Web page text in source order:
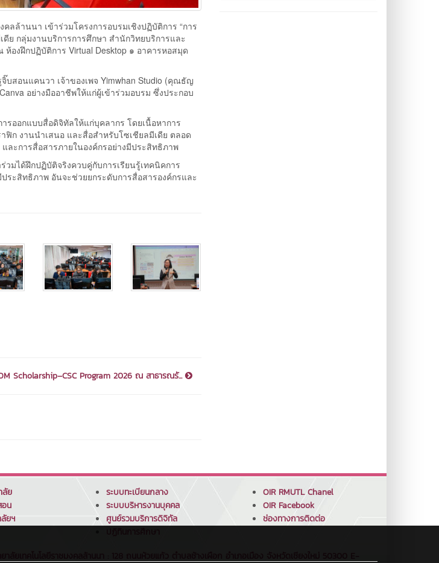
ล้านนา เข้าร่วมโครงการอบรมเชิงปฏิบัติการ “การ
ย กลุ่มงานบริการการศึกษา สำนักวิทยบริการและ
องฝึกปฏิบัติการ Virtual Desktop ๑ อาคารหอสมุด
บสอนแคนวา เจ้าของเพจ Yimwhan Studio (คุณธัญ
อย่างมืออาชีพให้แก่ผู้เข้าร่วมอบรม ซึ่งประกอบ
รออกแบบสื่อดิจิทัลให้แก่บุคลากร โดยเนื้อหาการ
ก งานนำเสนอ และสื่อสำหรับโซเชียลมีเดีย ตลอด
ละการสื่อสารภายในองค์กรอย่างมีประสิทธิภาพ
วมได้ฝึกปฏิบัติจริงควบคู่กับการเรียนรู้เทคนิคการ
ะสิทธิภาพ อันจะช่วยยกระดับการสื่อสารองค์กรและ
Scholarship–CSC Program 2026 ณ สาธารณรั...
ลัย
น
ยฯ
ระบบทะเบียนกลาง
ระบบบริหารงานบุคคล
ศูนย์รวมบริการดิจิทัล
OIR RMUTL Chanel
OIR Facebook
ช่องทางการติดต่อ